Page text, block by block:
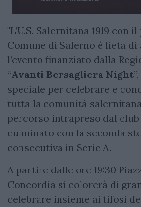
"L’U.S. Salernitana 1919 con
Comune di Salerno è lieta di
l’evento finanziato dalla
“Avanti Bersagliera Night
speciale per celebrare e
tutta la comunità
percorso intrapreso dal club
culminato con la seconda
consecutiva in Serie A.
A partire dalle ore 19:30
Concordia si colorerà di
celebrare insieme ai tifosi